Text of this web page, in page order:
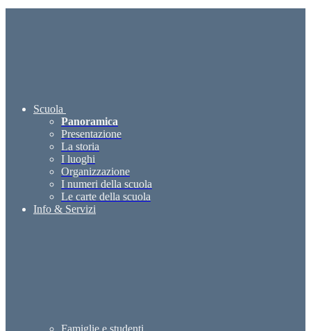
Scuola
Panoramica
Presentazione
La storia
I luoghi
Organizzazione
I numeri della scuola
Le carte della scuola
Info & Servizi